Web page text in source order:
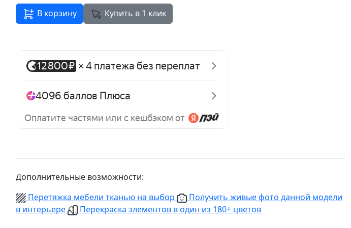
В корзину Купить в 1 клик
Дополнительные возможности:
Перетяжка мебели тканью на выбор
Получить живые фото данной модели
в интерьере
Перекраска элементов в один из 180+ цветов